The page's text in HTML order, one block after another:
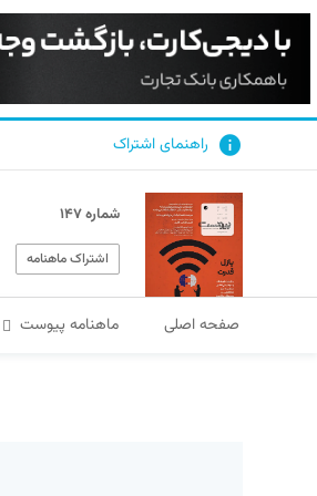
راهنمای اشتراک
شماره ۱۴۷
اشتراک ماهنامه
صفحه اصلی ماهنامه پیوست